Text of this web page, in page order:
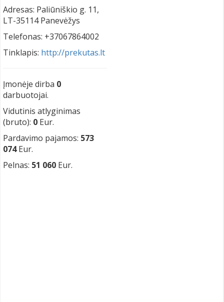
Adresas: Paliūniškio g. 11,
LT-35114 Panevėžys
Telefonas: +37067864002
Tinklapis: http://prekutas.lt
Įmonėje dirba 0
darbuotojai.
Vidutinis atlyginimas
(bruto): 0 Eur.
Pardavimo pajamos: 573
074Eur.
Pelnas: 51 060 Eur.